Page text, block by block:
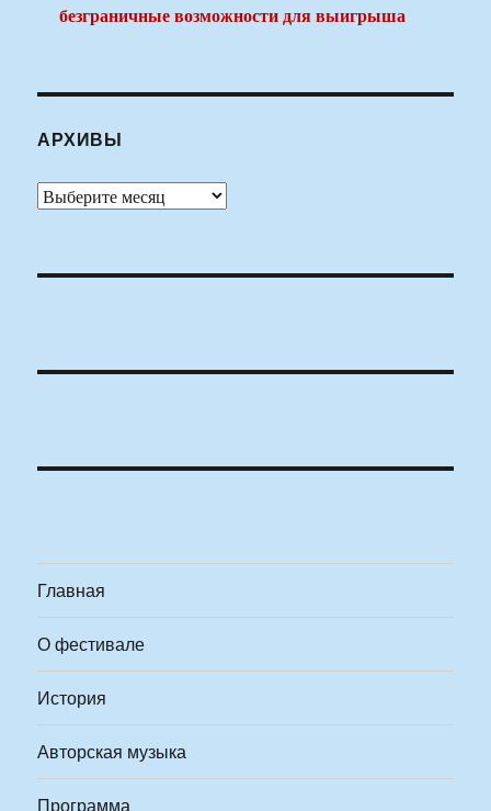
безграничные возможности для выигрыша
АРХИВЫ
Архивы
Главная
О фестивале
История
Авторская музыка
Программа